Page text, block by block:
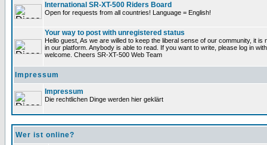
International SR-XT-500 Riders Board
Open for requests from all countries! Language = English!
Your way to post with unregistered status
Hello guest, As we are willed to keep the liberal sense of our community, it
in our platform. Anybody is able to read. If you want to write, please log in
welcome. Cheers SR-XT-500 Web Team
Impressum
Impressum
Die rechtlichen Dinge werden hier geklärt
Wer ist online?